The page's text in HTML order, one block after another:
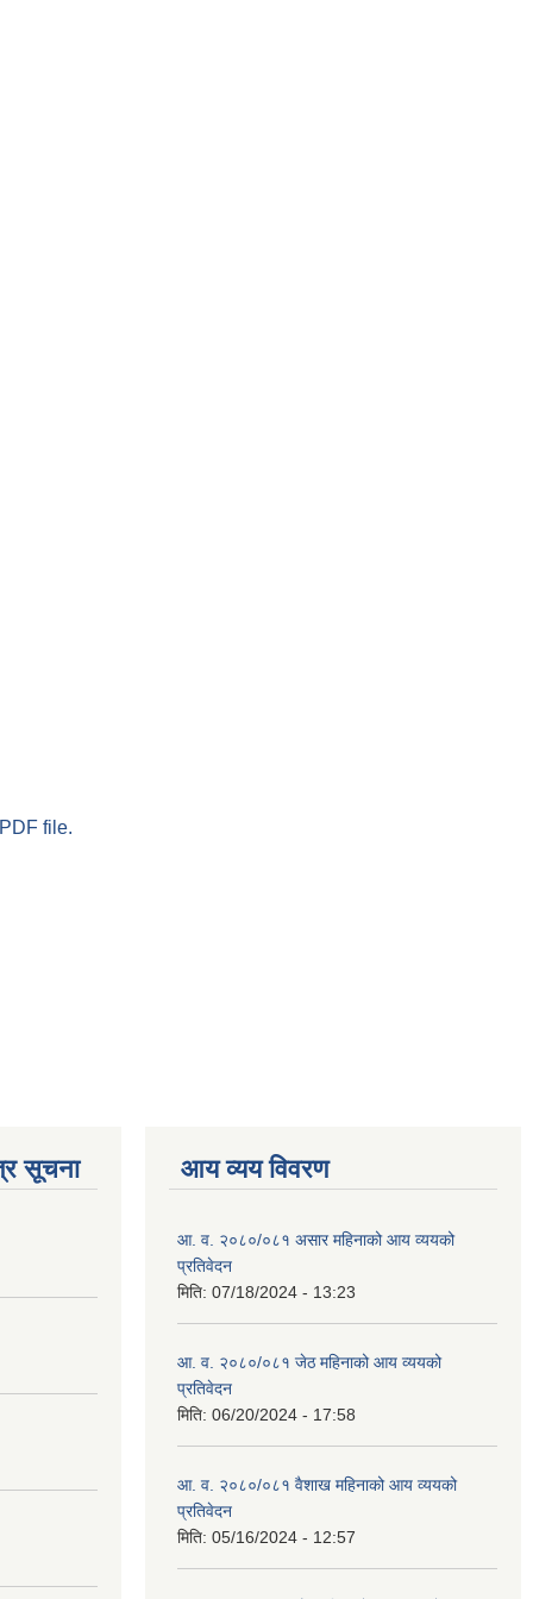
file.
सूचना आय व्यय विवरण
आ. व. २०८०/०८१ असार महिनाको आय व्ययको
प्रतिवेदन
मिति: 07/18/2024 - 13:23
आ. व. २०८०/०८१ जेठ महिनाको आय व्ययको
प्रतिवेदन
मिति: 06/20/2024 - 17:58
आ. व. २०८०/०८१ वैशाख महिनाको आय व्ययको
प्रतिवेदन
मिति: 05/16/2024 - 12:57